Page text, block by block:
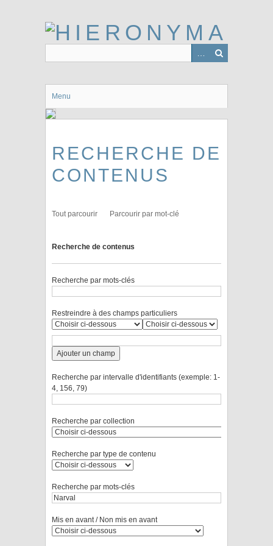
Menu
RECHERCHE DE
CONTENUS
Tout parcourir Parcourir par mot-clé
Recherche de contenus
Recherche par mots-clés
Restreindre à des champs particuliers
Ajouter un champ
Recherche par intervalle d'identifiants (exemple: 1-
4, 156, 79)
Recherche par collection
Recherche par type de contenu
Recherche par mots-clés
Mis en avant / Non mis en avant